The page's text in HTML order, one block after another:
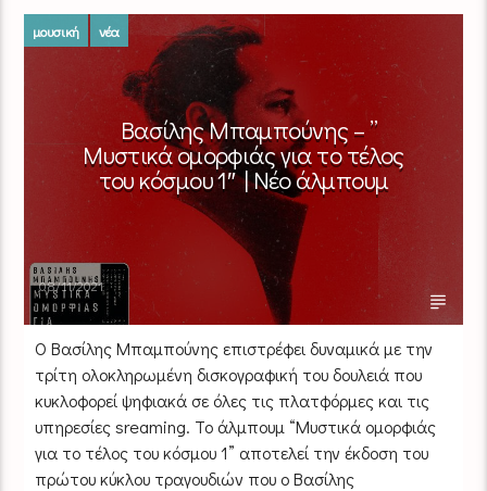
μουσική νέα
Βασίλης Μπαμπούνης – ”
Μυστικά ομορφιάς για το τέλος
του κόσμου 1″ | Νέο άλμπουμ
08/11/2021
O Βασίλης Μπαμπούνης επιστρέφει δυναμικά με την
τρίτη ολοκληρωμένη δισκογραφική του δουλειά που
κυκλοφορεί ψηφιακά σε όλες τις πλατφόρμες και τις
υπηρεσίες sreaming. To άλμπουμ “Μυστικά ομορφιάς
για το τέλος του κόσμου 1” αποτελεί την έκδοση του
πρώτου κύκλου τραγουδιών που ο Βασίλης